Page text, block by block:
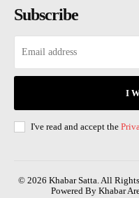
Subscribe
I
I've read and accept the
© 2026 Khabar Satta. All
Powered By Khabar